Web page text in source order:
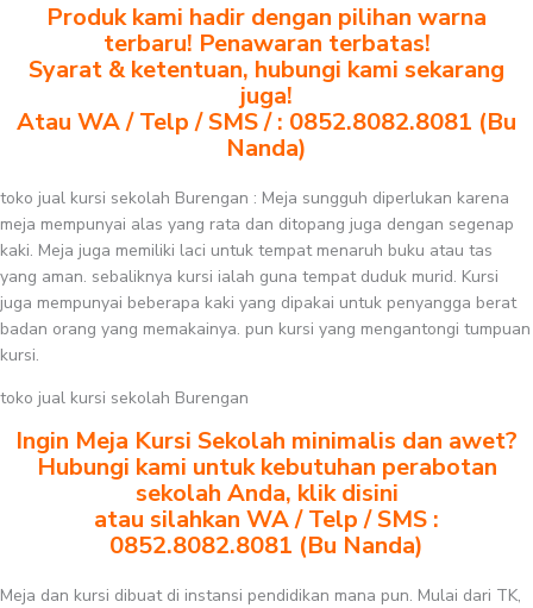
Produk kami hadir dengan pilihan warna
terbaru! Penawaran terbatas!
Syarat & ketentuan, hubungi kami sekarang
juga!
Atau WA / Telp / SMS / : 0852.8082.8081 (Bu
Nanda)
toko jual kursi sekolah Burengan : Meja sungguh diperlukan karena
meja mempunyai alas yang rata dan ditopang juga dengan segenap
kaki. Meja juga memiliki laci untuk tempat menaruh buku atau tas
yang aman. sebaliknya kursi ialah guna tempat duduk murid. Kursi
juga mempunyai beberapa kaki yang dipakai untuk penyangga berat
badan orang yang memakainya. pun kursi yang mengantongi tumpuan
kursi.
toko jual kursi sekolah Burengan
Ingin Meja Kursi Sekolah minimalis dan awet?
Hubungi kami untuk kebutuhan perabotan
sekolah Anda, klik disini
atau silahkan WA / Telp / SMS :
0852.8082.8081 (Bu Nanda)
Meja dan kursi dibuat di instansi pendidikan mana pun. Mulai dari TK,